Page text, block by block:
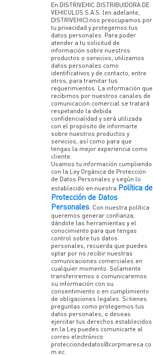
En DISTRIVEHIC DISTRIBUIDORA DE
VEHICULOS S.A.S. (en adelante,
DISTRIVEHIC) nos preocupamos por
tu privacidad y protegemos tus
datos personales. Para poder
atender a tu solicitud de
información sobre nuestros
productos o servicios, utilizamos
datos personales como
identificativos y de contacto, entre
otros, para tramitar tus
requerimientos. La información que
recibimos por nuestros canales de
comunicación comercial se tratará
respetando la debida
confidencialidad y será utilizada
con el propósito de informarte
sobre nuestros productos y
servicios, así como para que
tengas la mejor experiencia como
cliente.
Usamos tu información cumpliendo
con la Ley Orgánica de Protección
de Datos Personales y según lo
establecido en nuestra Política de
Protección de Datos
Personales. Con nuestra política
queremos generar confianza,
dándote las herramientas y el
conocimiento para que tengas
control sobre tus datos
personales, recuerda que puedes
optar por no recibir nuestras
comunicaciones comerciales en
cualquier momento. Solamente
transferiremos o comunicaremos
su información con su
consentimiento o en cumplimiento
de obligaciones legales. Si tienes
preguntas como protegemos tus
datos personales, o deseas
ejercitar tus derechos establecidos
en la Ley puedes comunicarte al
correo electrónico:
protecciondedatos@corpmaresa.co
m.ec.